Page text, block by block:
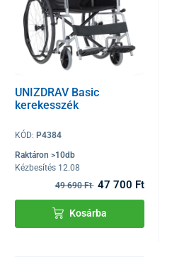
UNIZDRAV Basic
kerekesszék
KÓD: P4384
Raktáron >10db
Kézbesítés 12.08
49 690 Ft 47 700 Ft
Kosárba